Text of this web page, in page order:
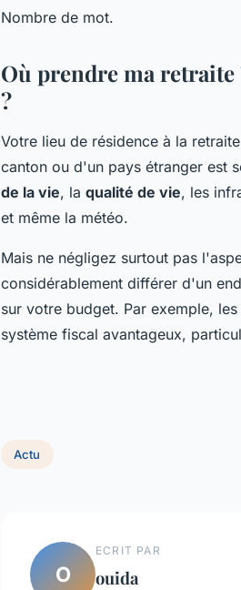
Nombre de mot.
Où prendre ma retraite
?
Votre lieu de résidence à la
canton ou d'un pays étranger est
de la vie, la qualité de vie, les
et même la météo.
Mais ne négligez surtout pas
considérablement différer d'un
sur votre budget. Par exemple,
système fiscal avantageux,
Actu
O
ECRIT PAR
ouida